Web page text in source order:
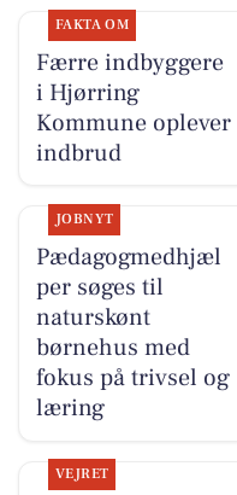
FAKTA OM
Færre indbyggere
i Hjørring
Kommune oplever
indbrud
JOBNYT
Pædagogmedhjæl
per søges til
naturskønt
børnehus med
fokus på trivsel og
læring
VEJRET